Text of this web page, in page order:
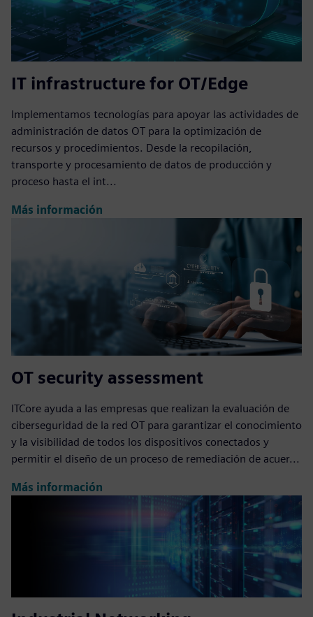
IT infrastructure for OT/Edge
Implementamos tecnologías para apoyar las actividades de
administración de datos OT para la optimización de
recursos y procedimientos. Desde la recopilación,
transporte y procesamiento de datos de producción y
proceso hasta el int...
Más información
OT security assessment
ITCore ayuda a las empresas que realizan la evaluación de
ciberseguridad de la red OT para garantizar el conocimiento
y la visibilidad de todos los dispositivos conectados y
permitir el diseño de un proceso de remediación de acuer...
Más información